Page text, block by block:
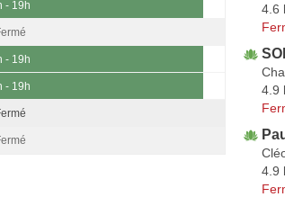
- 19h
- 19h
- 19h
4.6
4.9
4.9